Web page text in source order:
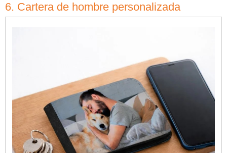
6. Cartera de hombre personalizada